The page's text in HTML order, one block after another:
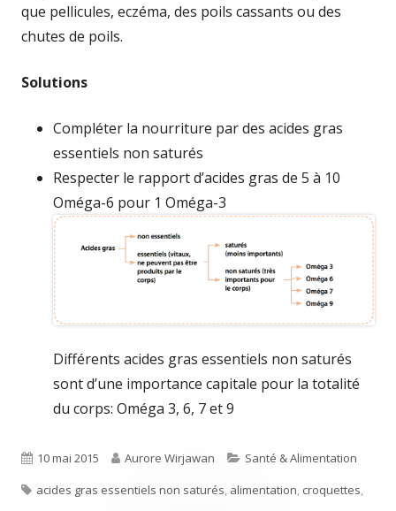
que pellicules, eczéma, des poils cassants ou des
chutes de poils.
Solutions
Compléter la nourriture par des acides gras
essentiels non saturés
Respecter le rapport d’acides gras de 5 à 10
Oméga-6 pour 1 Oméga-3
Différents acides gras essentiels non saturés
sont d’une importance capitale pour la totalité
du corps: Oméga 3, 6, 7 et 9
Published
on
10 mai 2015 Author
Aurore Wirjawan Categories
Santé & Alimentation
Tags
acides gras essentiels non saturés, alimentation, croquettes,